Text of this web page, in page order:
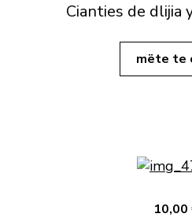
Cianties de dlijia
mëte te
10,00